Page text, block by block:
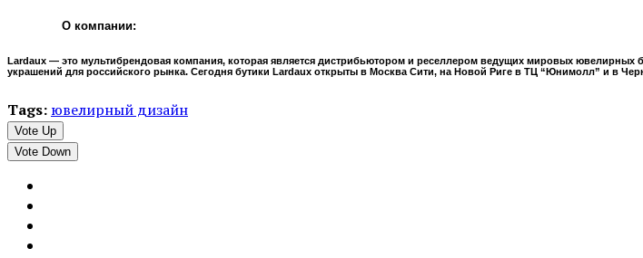
О компании:
Lardaux — это мультибрендовая компания, которая является дистрибьютором и реселлером ведущих мировых
украшений для российского рынка. Сегодня бутики Lardaux открыты в Москва Сити, на Новой Риге в ТЦ “Юнимолл” и в
Tags: ювелирный дизайн
Vote Up
Vote Down